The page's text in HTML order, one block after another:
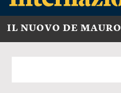
IL NUOVO DE MAURO